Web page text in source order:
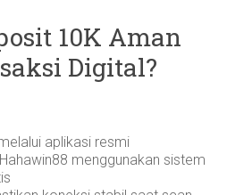
10K Aman
Digital?
aplikasi resmi
menggunakan sistem